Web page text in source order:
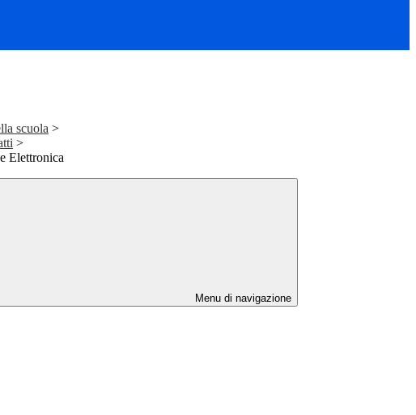
scuola >
>
Elettronica
Menu di navigazione